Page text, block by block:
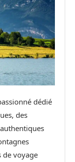
dédié
des
de voyage